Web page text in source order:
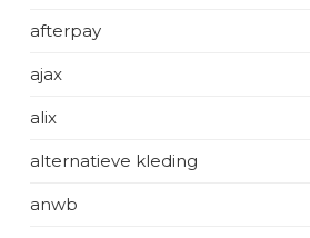
afterpay
ajax
alix
alternatieve kleding
anwb